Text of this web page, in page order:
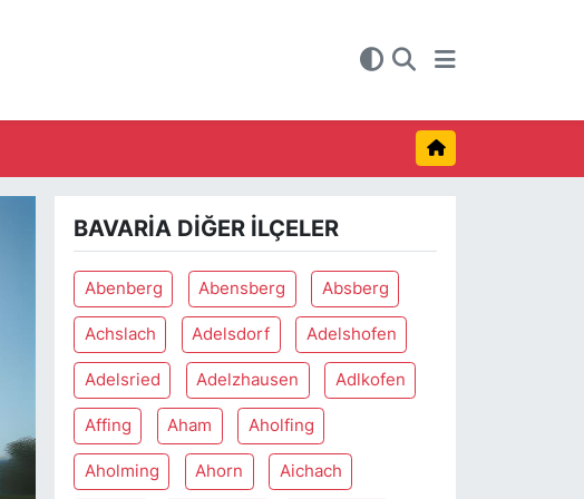
BAVARIA DIĞER İLÇELER
Abenberg Abensberg Absberg
Achslach Adelsdorf Adelshofen
Adelsried Adelzhausen Adlkofen
Affing Aham Aholfing
Aholming Ahorn Aichach